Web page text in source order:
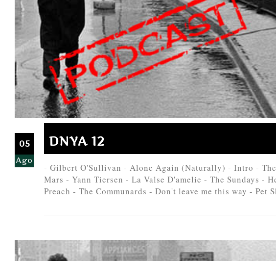
05
Ago
DNYA 12
- Gilbert O'Sullivan - Alone Again (Naturally) - Intro -
Mars - Yann Tiersen - La Valse D'amelie - The Sundays -
Preach - The Communards - Don't leave me this way - Pet